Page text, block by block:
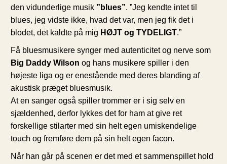
den vidunderlige musik ”blues”. ”Jeg kendte intet til
blues, jeg vidste ikke, hvad det var, men jeg fik det i
blodet, det kaldte på mig HØJT og TYDELIGT.”
Få bluesmusikere synger med autenticitet og nerve som
Big Daddy Wilson og hans musikere spiller i den
højeste liga og er enestående med deres blanding af
akustisk præget bluesmusik.
At en sanger også spiller trommer er i sig selv en
sjældenhed, derfor lykkes det for ham at give ret
forskellige stilarter med sin helt egen umiskendelige
touch og fremføre dem på sin helt egen facon.
Når han går på scenen er det med et sammenspillet hold